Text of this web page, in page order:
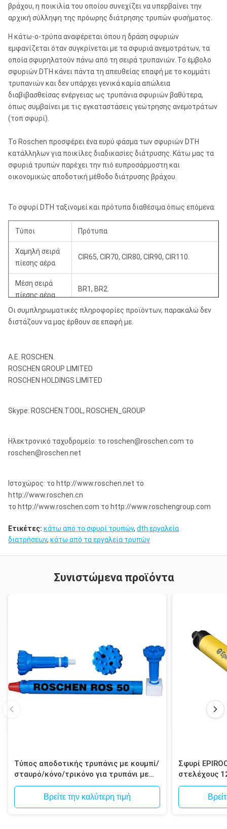
βράχου, η ποικιλία του οποίου συνεχίζει να υπερβαίνει την
αρχική σύλληψη της πρόωρης διάτρησης τρυπών φυσήματος.
Η κάτω-ο-τρύπα αναφέρεται όπου η δράση σφυριών
εμφανίζεται όταν συγκρίνεται με τα σφυριά ανεμοτράτων, τα
οποία σφυρηλατούν πάνω από τη σειρά τρυπανιών. Το έμβολο
σφυριών DTH κάνει πάντα τη απευθείας επαφή με το κομμάτι
τρυπανιών και δεν υπάρχει γενικά καμία απώλεια
διαβιβασθείσας ενέργειας ως τρυπάνια σφυριών βαθύτερα,
όπως συμβαίνει με τις εγκαταστάσεις γεώτρησης ανεμοτράτων
(τοπ σφυρί).
Το Roschen προσφέρει ένα ευρύ φάσμα των σφυριών DTH
κατάλληλων για ποικίλες διαδικασίες διάτρυσης. Κάτω μας τα
σφυριά τρυπών παρέχει την πιό ευπροσάρμοστη και
οικονομικώς αποδοτική μέθοδο διάτρυσης βράχου.
Το σφυρί DTH ταξινομεί και πρότυπα διαθέσιμα όπως επόμενα:
Τύποι Πρότυπα
Χαμηλή σειρά
πίεσης αέρα
CIR65, CIR70, CIR80, CIR90, CIR110.
Μέση σειρά
πίεσης αέρα
BR1, BR2.
Υψηλή σειρά
3»: BR3, BR33, Cop32, Cop34, DHD3.5,
IR3.4, QL30, M30, Mach303, κ.λπ.
5»: Cop54, SD5, DHD350, QL50, M50,
6»: Cop64, SD6, QL60, DHD360, M60,
8»: SD8, QL80, DHD380, M80, Mach80,
κ.λπ.
Οι συμπληρωματικές πληροφορίες προϊόντων, παρακαλώ δεν
διστάζουν να μας έρθουν σε επαφή με.
Α.Ε. ROSCHEN.
ROSCHEN GROUP LIMITED
ROSCHEN HOLDINGS LIMITED
Skype: ROSCHEN.TOOL, ROSCHEN_GROUP
Ηλεκτρονικό ταχυδρομείο: το roschen@roschen.com το
roschen@roschen.net
Ιστοχώρος: το http://www.roschen.net το
http://www.roschen.cn
το http://www.roschen.com το http://www.roschengroup.com
Ετικέτες: κάτω από το σφυρί τρυπών, dth εργαλεία
διατρήσεων, κάτω από τα εργαλεία τρυπών
Συνιστώμενα προϊόντα
Τύπος αποδοτικής τρυπάνις με κουμπί/
σταυρό/κόνο/τρικόνο για τρυπάνι με
σφυρί
Βρείτε την καλύτερη τιμή
Σφυρί
στελέχους
Spline για